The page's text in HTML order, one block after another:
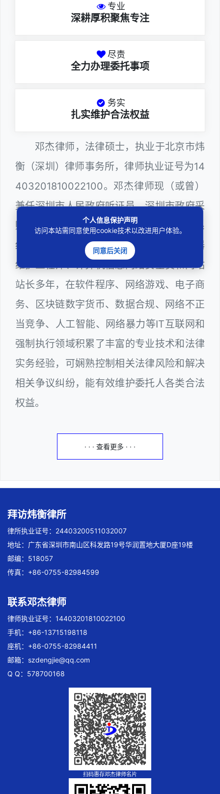
专业
深耕厚积聚焦专注
尽责
全力办理委托事项
务实
扎实维护合法权益
邓杰律师，法律硕士，执业于北京市炜
衡（深圳）律师事务所，律师执业证号为14
403201810022100。邓杰律师现（或曾）
兼任深圳市人民政府听证员、深圳市政府采
购评审专家（法律类），深圳市某区政府系
统公职律师、WEB前端开发和 WEB服务器
维护工程师、计算机信息网络安全员和网站
站长多年，在软件程序、网络游戏、电子商
务、区块链数字货币、数据合规、网络不正
当竞争、人工智能、网络暴力等IT互联网和
强制执行领域积累了丰富的专业技术和法律
实务经验，可娴熟控制相关法律风险和解决
相关争议纠纷，能有效维护委托人各类合法
权益。
· · · 查看更多 · · ·
拜访炜衡律所
律所执业证号：24403200511032007
地址：广东省深圳市南山区科发路19号华润置地大厦D座19楼
邮编：518057
传真：+86-0755-82984599
联系邓杰律师
律师执业证号：14403201810022100
手机：+86-13715198118
座机：+86-0755-82984411
邮箱： szdengjie@qq.com
Q Q：578700168
扫码惠存邓杰律师名片
个人信息保护声明
访问本站需同意使用cookie技术以改进用户体验。
同意后关闭